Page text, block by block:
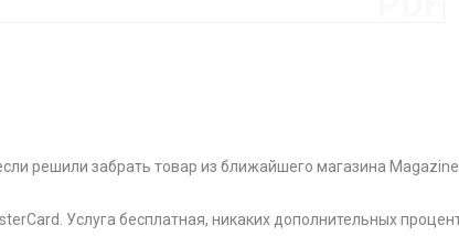
решили забрать товар из ближайшего магазина Magazine
Услуга бесплатная, никаких дополнительных